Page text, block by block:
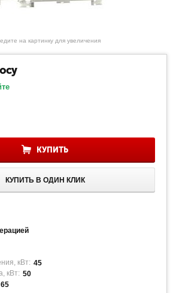
на картинку для увеличения
КУПИТЬ
КУПИТЬ В ОДИН КЛИК
кВт: 45
кВт: 50
65